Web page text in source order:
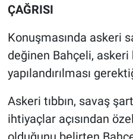
ÇAĞRISI
Konuşmasında askeri
değinen Bahçeli,
yapılandırılması
Askeri tıbbın, savaş
ihtiyaçlar açısından